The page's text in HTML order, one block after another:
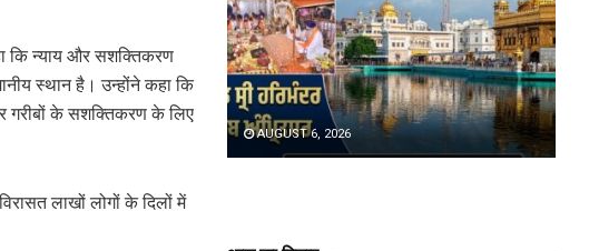
कि न्याय और सशक्तिकरण
स्थान है। उन्होंने कहा कि
गरीबों के सशक्तिकरण के लिए
लाखों लोगों के दिलों में
AUGUST 6, 2026